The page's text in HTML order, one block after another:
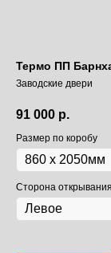
Термо ПП
Заводские двери
91 000 р.
Размер по коробу
Сторона открывания